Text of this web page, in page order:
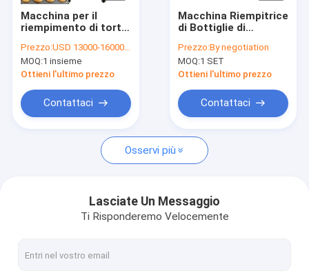
Giro della fabbrica
Contattici
Richieda una citazione
Imbottigliatrice
etichettatrice della bottiglia
lavabottiglie
Macchina per il
riempimento di torte
touchscreen
2000BPH-3000BPH
Prezzo:USD 13000-16000/SET
MOQ:1 insieme
Ottieni l'ultimo prezzo
Contattaci
Macchina Riempitrice
di Bottiglie di
Precisione,
Aggraffatrice,
Etichettatrice 1000-
Ingranaggi
Prezzo:By negotiation
MOQ:1 SET
Ottieni l'ultimo prezzo
Contattaci
Osservi più
Lasciate Un Messaggio
Ti Risponderemo Velocemente